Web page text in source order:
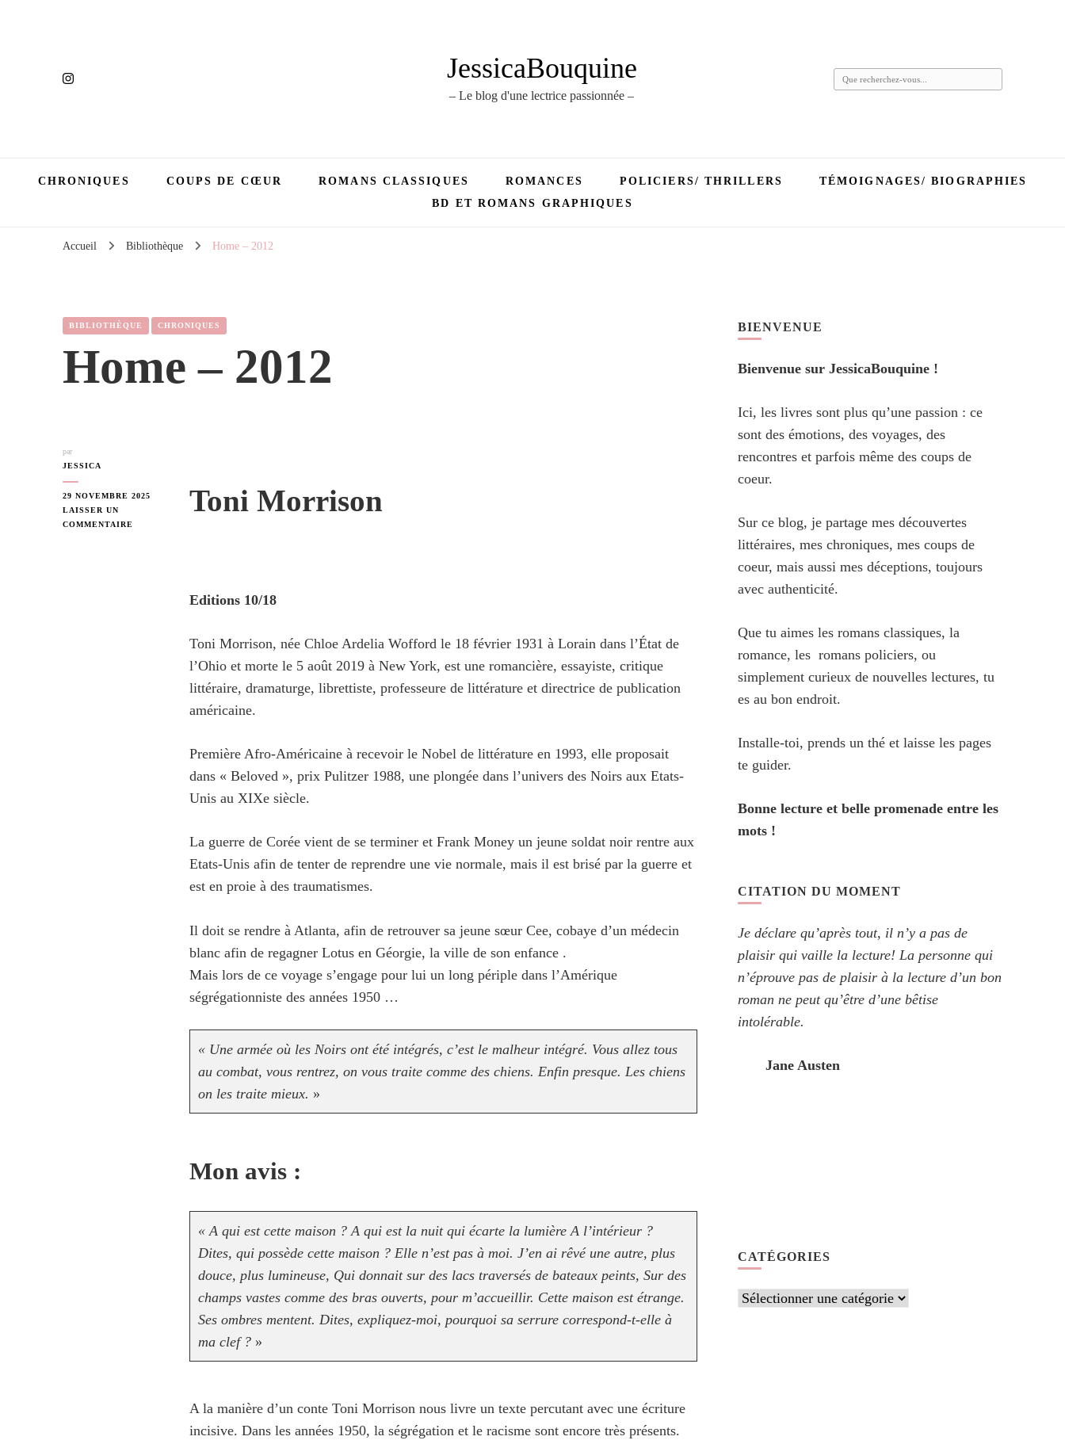
JessicaBouquine
– Le blog d'une lectrice passionnée –
Vous
CHRONIQUES COUPS DE CŒUR ROMANS CLASSIQUES ROMANCES POLICIERS/ THRILLERS
TÉMOIGNAGES/ BIOGRAPHIES
BD ET ROMANS GRAPHIQUES
Accueil Bibliothèque Home – 2012
BIBLIOTHÈQUE CHRONIQUES
Home – 2012
par
JESSICA
29 NOVEMBRE 2025
LAISSER UN
COMMENTAIRE
Toni Morrison
Editions 10/18
Toni Morrison, née Chloe Ardelia Wofford le 18 février 1931 à Lorain dans l’État de
l’Ohio et morte le 5 août 2019 à New York, est une romancière, essayiste, critique
littéraire, dramaturge, librettiste, professeure de littérature et directrice de publication
américaine.
Première Afro-Américaine à recevoir le Nobel de littérature en 1993, elle proposait
dans « Beloved », prix Pulitzer 1988, une plongée dans l’univers des Noirs aux Etats-
Unis au XIXe siècle.
La guerre de Corée vient de se terminer et Frank Money un jeune soldat noir rentre aux
Etats-Unis afin de tenter de reprendre une vie normale, mais il est brisé par la guerre et
est en proie à des traumatismes.
Il doit se rendre à Atlanta, afin de retrouver sa jeune sœur Cee, cobaye d’un médecin
blanc afin de regagner Lotus en Géorgie, la ville de son enfance .
Mais lors de ce voyage s’engage pour lui un long périple dans l’Amérique
ségrégationniste des années 1950 …
« Une armée où les Noirs ont été intégrés, c’est le malheur intégré. Vous allez tous
au combat, vous rentrez, on vous traite comme des chiens. Enfin presque. Les chiens
on les traite mieux. »
Mon avis :
« A qui est cette maison ? A qui est la nuit qui écarte la lumière A l’intérieur ?
Dites, qui possède cette maison ? Elle n’est pas à moi. J’en ai rêvé une autre, plus
douce, plus lumineuse, Qui donnait sur des lacs traversés de bateaux peints, Sur des
champs vastes comme des bras ouverts, pour m’accueillir. Cette maison est étrange.
Ses ombres mentent. Dites, expliquez-moi, pourquoi sa serrure correspond-t-elle à
ma clef ? »
A la manière d’un conte Toni Morrison nous livre un texte percutant avec une écriture
incisive. Dans les années 1950, la ségrégation et le racisme sont encore très présents.
BIENVENUE
Bienvenue sur JessicaBouquine !
Ici, les livres sont plus qu’une passion : ce
sont des émotions, des voyages, des
rencontres et parfois même des coups de
coeur.
Sur ce blog, je partage mes découvertes
littéraires, mes chroniques, mes coups de
coeur, mais aussi mes déceptions, toujours
avec authenticité.
Que tu aimes les romans classiques, la
romance, les romans policiers, ou
simplement curieux de nouvelles lectures, tu
es au bon endroit.
Installe-toi, prends un thé et laisse les pages
te guider.
Bonne lecture et belle promenade entre les
mots !
CITATION DU MOMENT
Je déclare qu’après tout, il n’y a pas de
plaisir qui vaille la lecture! La personne qui
n’éprouve pas de plaisir à la lecture d’un bon
roman ne peut qu’être d’une bêtise
intolérable.
Jane Austen
CATÉGORIES
Catégories